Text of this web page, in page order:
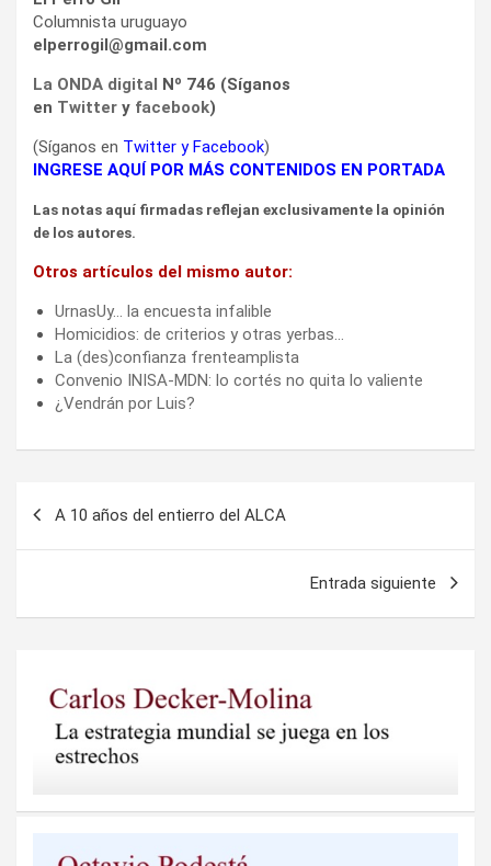
Columnista uruguayo
elperrogil@gmail.com
La ONDA digital Nº 746 (Síganos
en Twitter y facebook)
(Síganos en Twitter yFacebook)
INGRESE AQUÍ POR MÁS CONTENIDOS EN PORTADA
Las notas aquí firmadas reflejan exclusivamente la opinión
de los autores.
Otros artículos del mismo autor:
UrnasUy… la encuesta infalible
Homicidios: de criterios y otras yerbas…
La (des)confianza frenteamplista
Convenio INISA-MDN: lo cortés no quita lo valiente
¿Vendrán por Luis?
A 10 años del entierro del ALCA
Entrada siguiente